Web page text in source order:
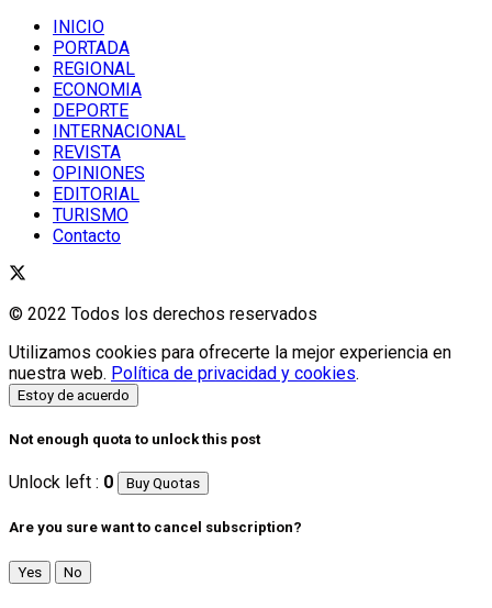
INICIO
PORTADA
REGIONAL
ECONOMIA
DEPORTE
INTERNACIONAL
REVISTA
OPINIONES
EDITORIAL
TURISMO
Contacto
© 2022 Todos los derechos reservados
Utilizamos cookies para ofrecerte la mejor experiencia en
nuestra web. Política de privacidad y cookies.
Estoy de acuerdo
Not enough quota to unlock this post
Unlock left : 0 Buy Quotas
Are you sure want to cancel subscription?
Yes No